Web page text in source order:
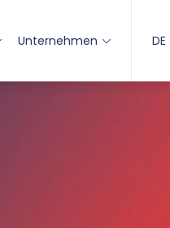
Unternehmen DE